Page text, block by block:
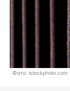
Фото: istockphoto.com